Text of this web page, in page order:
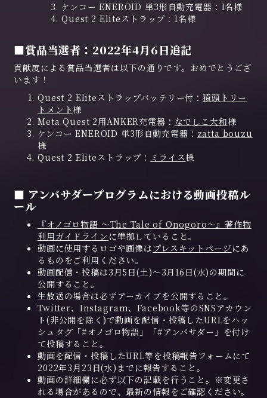
ケンコー ENEROID 単3形自動充電器：1名様
Quest 2 Eliteストラップ：1名様
■賞品当選者：2022年4月6日追記
貢献度による賞品当選者は以下の通りです。おめでとうござ
います！
Quest 2 Eliteストラップバッテリー付：猿頭トリー
トメント 様
Meta Quest 2用ANKER充電器： なでしこ大和様
ケンコー ENEROID 単3形自動充電器： zatta bouzu
様
Quest 2 Eliteストラップ： ミライス様
■ アンバサダープログラムにおける動画投稿ル
ール
『オノゴロ物語 ～The Tale of Onogoro～』著作物
利用ガイドライン に準拠していること。
動画に使用するロゴや画像は プレスキットページ にあ
るものをご利用ください。
動画配信・投稿は3月5日(土)～3月16日(水)の期間に
公開すること。
生放送の場合は必ずアーカイブを公開すること。
Twitter、Instagram、Facebook等のSNSアカウン
ト(非公開を除く)で動画を配信・投稿したURLをハッ
シュタグ「#オノゴロ物語」「#アンバサダー」を付け
て投稿すること。
動画を配信・投稿したURL等を投稿報告フォームにて
2022年3月23日(水)までに報告すること。
動画の詳細欄に必ず以下の記載を行うこと。※変更さ
れる場合があるので、最新の情報をご確認ください。